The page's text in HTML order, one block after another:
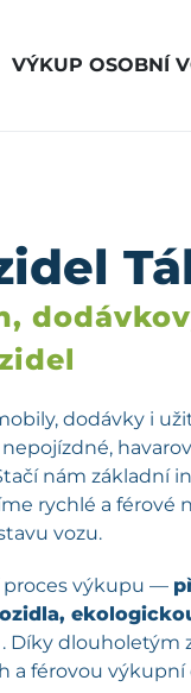
VÝKUP OSOBNÍ
dodávky i
nám základní
rychlé a férové
vozu.
proces výkupu —
. Díky dlouholetým
a férovou výkupní